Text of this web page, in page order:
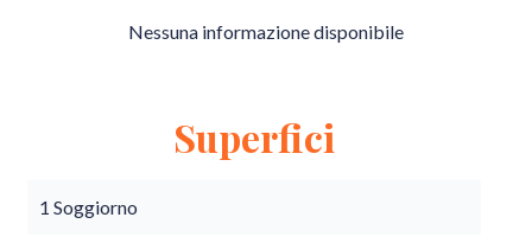
Nessuna informazione disponibile
Superfici
1 Soggiorno